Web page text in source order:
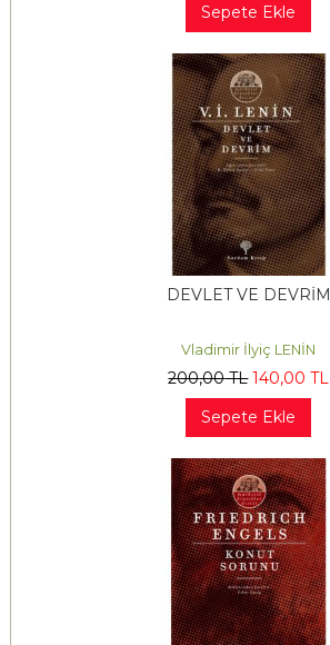
Sepete Ekle
DEVLET VE DEVRİM
Vladimir İlyiç LENİN
200,00TL 140,00 TL
Sepete Ekle